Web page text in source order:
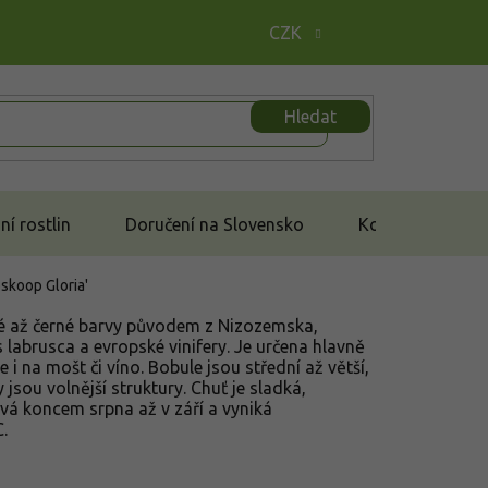
CZK
Hledat
rostlin Doručení na Slovensko Kontakt
Gloria'
černé barvy původem z Nizozemska,
a evropské vinifery. Je určena hlavně
i na mošt či víno. Bobule jsou střední až větší,
jsou volnější struktury. Chuť je sladká,
koncem srpna až v září a vyniká